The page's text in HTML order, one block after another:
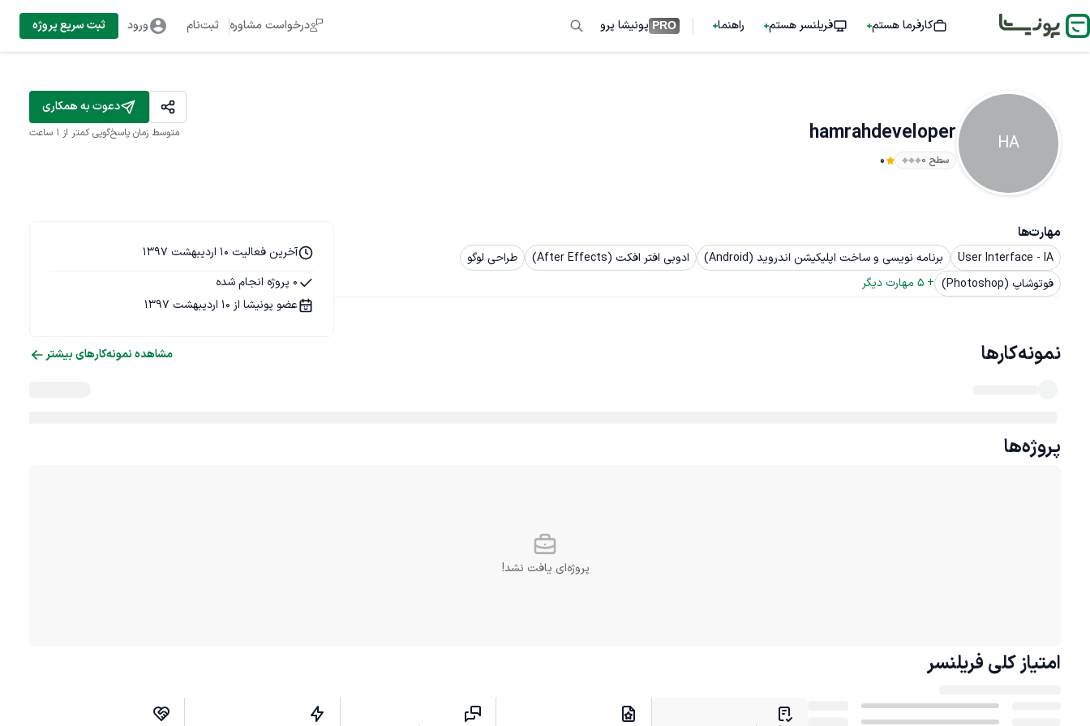
کارفرما هستم فریلنسر هستم راهنما PRO پونیشا پرو درخواست مشاوره ثبت‌نام ورود ثبت سریع پروژه
HA
hamrahdeveloper
سطح ۰ 0
دعوت به همکاری
متوسط زمان پاسخ‌گویی کمتر از 1 ساعت
مهارت‌ها
User Interface - IA برنامه نویسی و ساخت اپلیکیشن اندروید (Android) ادوبی افتر افکت (After Effects)
طراحی لوگو
فوتوشاپ (Photoshop)
+
5 مهارت دیگر
آخرین فعالیت 10 اردیبهشت 1397
0 پروژه انجام شده
عضو پونیشا از 10 اردیبهشت 1397
نمونه‌کارها مشاهده نمونه‌کارهای بیشتر
پروژه‌ها
پروژه‌ای یافت نشد!
امتیاز کلی فریلنسر